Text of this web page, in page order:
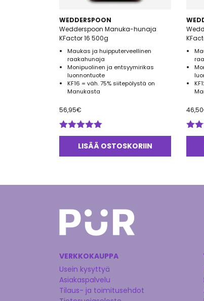
WEDDERSPOON
Wedderspoon Manuka-hunaja
KFactor 16 500g
Maukas ja huipputerveellinen
raakahunaja
Monipuolinen ja entsyymirikas
luonnontuote
KF16 = väh. 75% siitepölystä on
Manukasta
56,95€
Arvostelu
tuotteesta:
LISÄÄ OSTOSKORIIN
46,50
VERKKOKAUPPA
Usein kysyttyä
Asiakaspalvelu
Tilaus- ja toimitusehdot